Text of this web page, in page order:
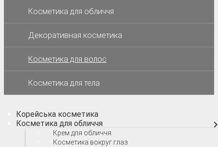
Косметика для обличчя
Декоративная косметика
Косметика для волос
Косметика для тела
Корейська косметика
Косметика для обличчя
Крем для обличчя
Косметика вокруг глаз